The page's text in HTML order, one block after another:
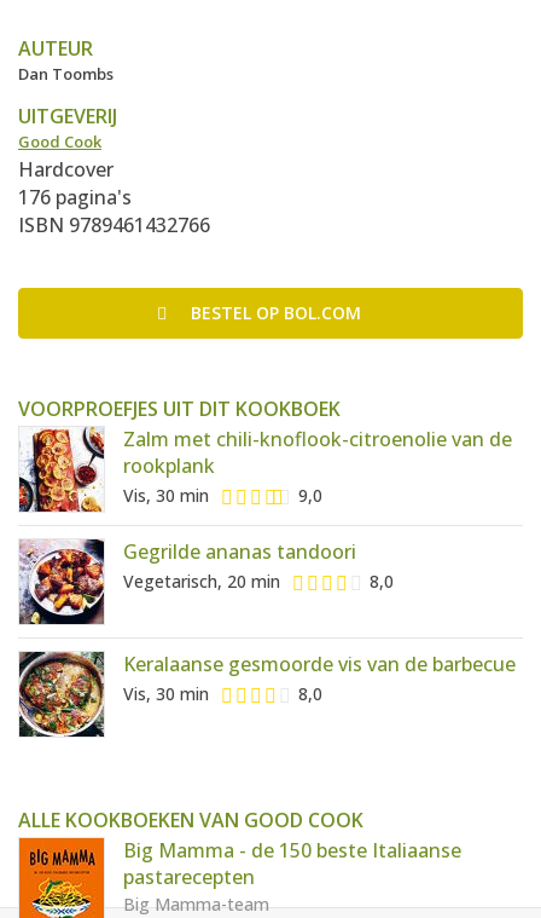
AUTEUR
Dan Toombs
UITGEVERIJ
Good Cook
Hardcover
176 pagina's
ISBN 9789461432766
BESTEL OP BOL.COM
VOORPROEFJES UIT DIT KOOKBOEK
Zalm met chili-knoflook-citroenolie van de
rookplank
Vis, 30 min 9,0
Gegrilde ananas tandoori
Vegetarisch, 20 min 8,0
Keralaanse gesmoorde vis van de barbecue
Vis, 30 min 8,0
ALLE KOOKBOEKEN VAN GOOD COOK
Big Mamma - de 150 beste Italiaanse
pastarecepten
Big Mamma-team